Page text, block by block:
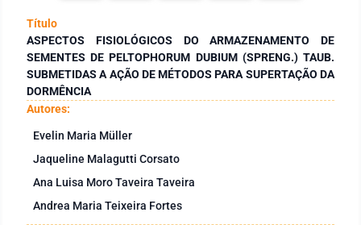
Título
ASPECTOS FISIOLÓGICOS DO ARMAZENAMENTO DE
SEMENTES DE PELTOPHORUM DUBIUM (SPRENG.) TAUB.
SUBMETIDAS A AÇÃO DE MÉTODOS PARA SUPERTAÇÃO DA
DORMÊNCIA
Autores:
Evelin Maria Müller
Jaqueline Malagutti Corsato
Ana Luisa Moro Taveira Taveira
Andrea Maria Teixeira Fortes